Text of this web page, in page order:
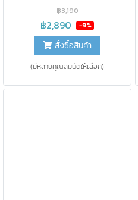
2 ใบ ถือ/ สะพายหลัง/สะพาย ข้างได้
เก็บความเย็น < 15 องศา นาน 25
ชม. สูงสุดในท้องตลาด
฿3,190
฿2,890 -9%
สั่งซื้อสินค้า
(มีหลายคุณสมบัติให้เลือก)